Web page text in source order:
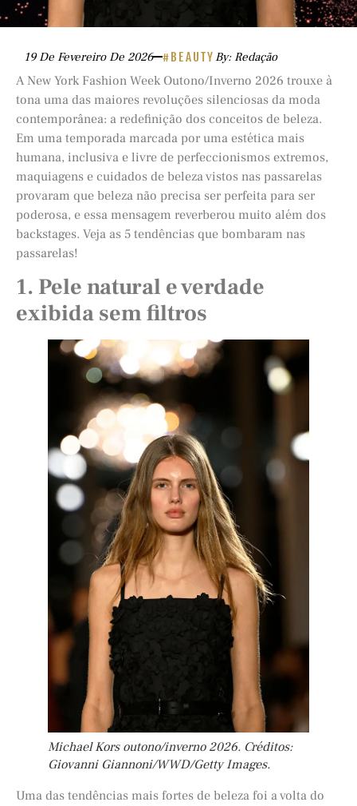
19 De Fevereiro De 2026 #BEAUTY By: Redação
A New York Fashion Week Outono/Inverno 2026 trouxe à
tona uma das maiores revoluções silenciosas da moda
contemporânea: a redefinição dos conceitos de beleza.
Em uma temporada marcada por uma estética mais
humana, inclusiva e livre de perfeccionismos extremos,
maquiagens e cuidados de beleza vistos nas passarelas
provaram que beleza não precisa ser perfeita para ser
poderosa, e essa mensagem reverberou muito além dos
backstages. Veja as 5 tendências que bombaram nas
passarelas!
1. Pele natural e verdade
exibida sem filtros
Michael Kors outono/inverno 2026. Créditos:
Giovanni Giannoni/WWD/Getty Images.
Uma das tendências mais fortes de beleza foi a volta do